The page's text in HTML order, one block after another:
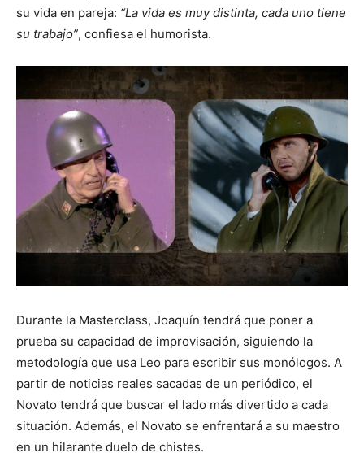
su vida en pareja: “La vida es muy distinta, cada uno tiene
su trabajo”, confiesa el humorista.
Durante la Masterclass, Joaquín tendrá que poner a
prueba su capacidad de improvisación, siguiendo la
metodología que usa Leo para escribir sus monólogos. A
partir de noticias reales sacadas de un periódico, el
Novato tendrá que buscar el lado más divertido a cada
situación. Además, el Novato se enfrentará a su maestro
en un hilarante duelo de chistes.